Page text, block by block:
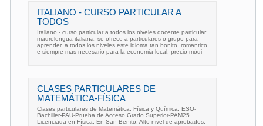
ITALIANO - CURSO PARTICULAR A
TODOS
Italiano - curso particular a todos los niveles docente particular
madrelengua italiana, se ofrece a particulares o grupo para
aprender, a todos los niveles este idioma tan bonito, romantico
e siempre mas necesario para la economia local. precio módi
CLASES PARTICULARES DE
MATEMÁTICA-FÍSICA
Clases particulares de Matemática, Física y Química. ESO-
Bachiller-PAU-Prueba de Acceso Grado Superior-PAM25
Licenciada en Física. En San Benito. Alto nivel de aprobados.